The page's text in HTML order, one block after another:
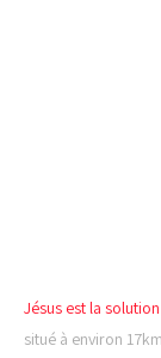
Jésus est la solution
situé à environ